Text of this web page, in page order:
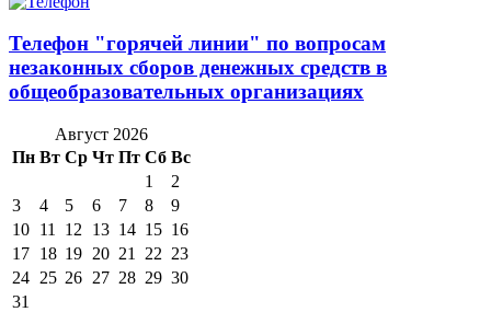
Телефон "горячей линии" по вопросам
незаконных сборов денежных средств в
общеобразовательных организациях
Август 2026
Пн Вт Ср Чт Пт Сб Вс
1
2
3
4 5 6 7 8
9
10 11 12 13 14 15 16
17 18 19 20 21 22 23
24 25 26 27 28 29 30
31